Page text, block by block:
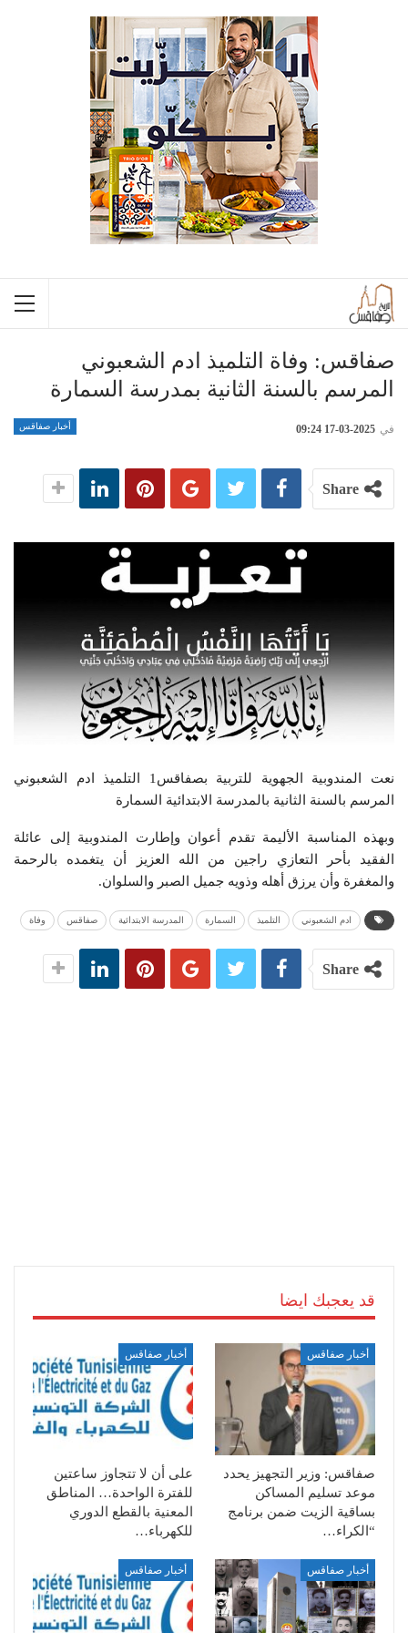
صفاقس: وفاة التلميذ ادم الشعبوني
المرسم بالسنة الثانية بمدرسة السمارة
أخبار صفاقس في 2025-03-17 09:24
Share
نعت المندوبية الجهوية للتربية بصفاقس1 التلميذ ادم الشعبوني
المرسم بالسنة الثانية بالمدرسة الابتدائية السمارة
وبهذه المناسبة الأليمة تقدم أعوان وإطارت المندوبية إلى عائلة
الفقيد بأحر التعازي راجين من الله العزيز أن يتغمده بالرحمة
والمغفرة وأن يرزق أهله وذويه جميل الصبر والسلوان.
ادم الشعبوني التلميذ السمارة المدرسة الابتدائية صفاقس وفاة
Share
قد يعجبك ايضا
أخبار صفاقس
صفاقس: وزير التجهيز يحدد
موعد تسليم المساكن
بساقية الزيت ضمن برنامج
“الكراء…
أخبار صفاقس
على أن لا تتجاوز ساعتين
للفترة الواحدة… المناطق
المعنية بالقطع الدوري
للكهرباء…
أخبار صفاقس أخبار صفاقس